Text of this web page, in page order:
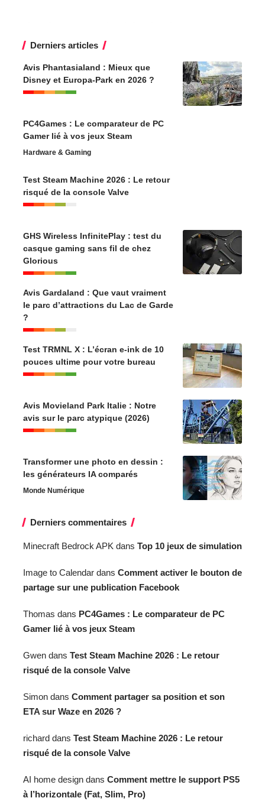
Derniers articles
Avis Phantasialand : Mieux que
Disney et Europa-Park en 2026 ?
PC4Games : Le comparateur de PC
Gamer lié à vos jeux Steam
Hardware & Gaming
Test Steam Machine 2026 : Le retour
risqué de la console Valve
GHS Wireless InfinitePlay : test du
casque gaming sans fil de chez
Glorious
Avis Gardaland : Que vaut vraiment
le parc d’attractions du Lac de Garde
?
Test TRMNL X : L’écran e-ink de 10
pouces ultime pour votre bureau
Avis Movieland Park Italie : Notre
avis sur le parc atypique (2026)
Transformer une photo en dessin :
les générateurs IA comparés
Monde Numérique
Derniers commentaires
Minecraft Bedrock APK dans Top 10 jeux de simulation
Image to Calendar dans Comment activer le bouton de
partage sur une publication Facebook
Thomas dans PC4Games : Le comparateur de PC
Gamer lié à vos jeux Steam
Gwen dans Test Steam Machine 2026 : Le retour
risqué de la console Valve
Simon dans Comment partager sa position et son
ETA sur Waze en 2026 ?
richard dans Test Steam Machine 2026 : Le retour
risqué de la console Valve
AI home design dans Comment mettre le support PS5
à l’horizontale (Fat, Slim, Pro)